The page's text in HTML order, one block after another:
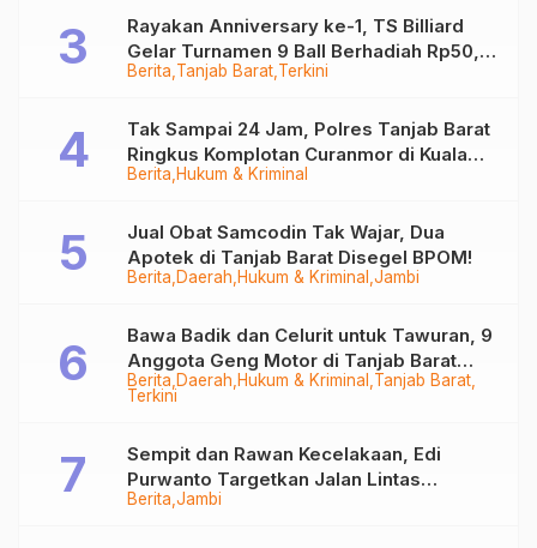
Berita Tanjab Barat Terkini
Rayakan Anniversary ke-1, TS Billiard
Gelar Turnamen 9 Ball Berhadiah Rp50,8
Juta
Berita Hukum & Kriminal
Tak Sampai 24 Jam, Polres Tanjab Barat
Ringkus Komplotan Curanmor di Kuala
Tungkal
Berita Daerah Hukum & Kriminal Jambi
Jual Obat Samcodin Tak Wajar, Dua
Apotek di Tanjab Barat Disegel BPOM!
Berita Daerah Hukum & Kriminal Tanjab Barat
Terkini
Bawa Badik dan Celurit untuk Tawuran, 9
Anggota Geng Motor di Tanjab Barat
Diringkus
Berita Jambi
Sempit dan Rawan Kecelakaan, Edi
Purwanto Targetkan Jalan Lintas
Tungkal-Jambi Mulus di 2028